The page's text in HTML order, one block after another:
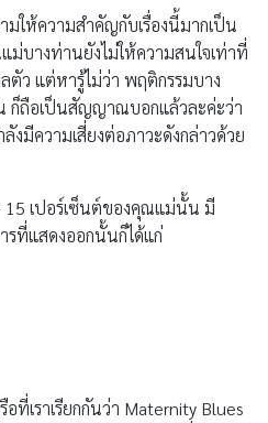
มให้ความสำคัญกับเรื่องนี้มากเป็น
างท่านยังไม่ให้ความสนใจเท่าที่
ลตัว แต่หารู้ไม่ว่า พฤติกรรมบาง
ก็ถือเป็นสัญญาณบอกแล้วละค่ะว่า
มีความเสี่ยงต่อภาวะดังกล่าวด้วย
15 เปอร์เซ็นต์ของคุณแม่นั้น มี
รที่แสดงออกนั้นก็ได้แก่
ที่เราเรียกกันว่า Maternity Blues